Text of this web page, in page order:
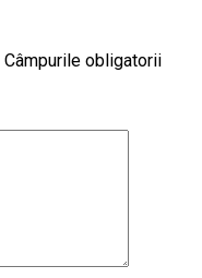
Câmpurile obligatorii